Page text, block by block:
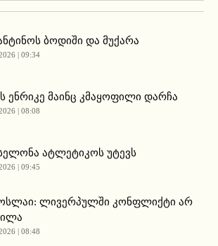
ბოდიში და მუქარა
| 09:34
ენრიკე მაინც კმაყოფილი დარჩა
| 08:08
ატლეტიკოს უტევს
| 09:45
ლივერპულში კონფლიქტი არ
| 08:48